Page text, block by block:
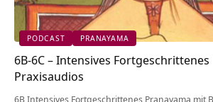
PODCAST PRANAYAMA
6B-6C – Intensives Fortgeschrittenes
Praxisaudios
6B Intensives Fortgeschrittenes Pranayama mit